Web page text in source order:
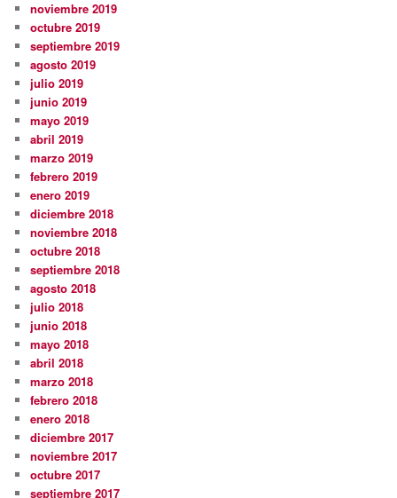
noviembre 2019
octubre 2019
septiembre 2019
agosto 2019
julio 2019
junio 2019
mayo 2019
abril 2019
marzo 2019
febrero 2019
enero 2019
diciembre 2018
noviembre 2018
octubre 2018
septiembre 2018
agosto 2018
julio 2018
junio 2018
mayo 2018
abril 2018
marzo 2018
febrero 2018
enero 2018
diciembre 2017
noviembre 2017
octubre 2017
septiembre 2017